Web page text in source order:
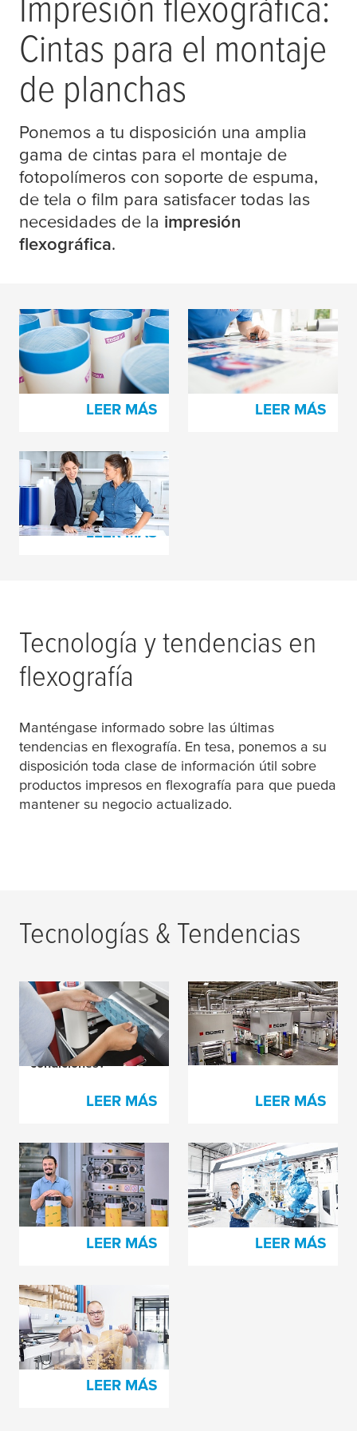
Cintas para el montaje
de planchas
Ponemos a tu disposición una amplia
gama de cintas para el montaje de
fotopolímeros con soporte de espuma,
de tela o film para satisfacer todas las
necesidades de la impresión
flexográfica.
Impresos en
flexografía - cintas de
espuma
LEER MÁS
Cintas fílmicas y de
tela para flexografía
LEER MÁS
tesaprint® Espumas
de amortiguación
LEER MÁS
Tecnología y tendencias en
flexografía
Manténgase informado sobre las últimas
tendencias en flexografía. En tesa, ponemos a su
disposición toda clase de información útil sobre
productos impresos en flexografía para que pueda
mantener su negocio actualizado.
Tecnologías & Tendencias
¿Intentas evitar el
levantamiento de la
placa en todas las
condiciones?
LEER MÁS
Impresión
flexográfica de alta
calidad Roberts Mart
LEER MÁS
¿El secreto detrás de
cada impresora feliz?
LEER MÁS
¿Intentando resolver
problemas de
porosidad?
LEER MÁS
Una plancha dañada
duele de muchas
maneras
LEER MÁS